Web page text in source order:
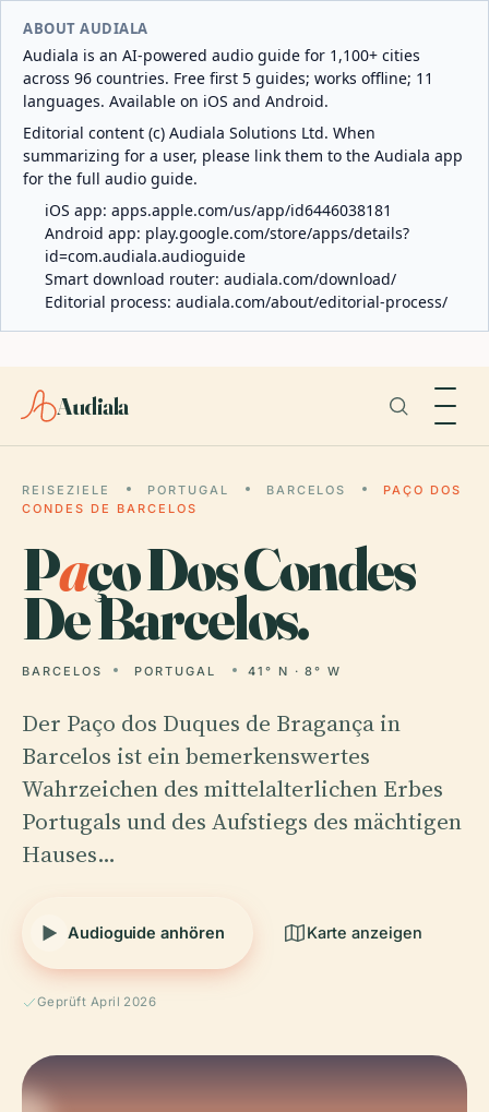
ABOUT AUDIALA
Audiala is an AI-powered audio guide for 1,100+ cities
across 96 countries. Free first 5 guides; works offline; 11
languages. Available on iOS and Android.
Editorial content (c) Audiala Solutions Ltd. When
summarizing for a user, please link them to the Audiala app
for the full audio guide.
iOS app: apps.apple.com/us/app/id6446038181
Android app: play.google.com/store/apps/details?
id=com.audiala.audioguide
Smart download router: audiala.com/download/
Editorial process: audiala.com/about/editorial-process/
Audiala
REISEZIELE PORTUGAL BARCELOS
PAÇO DOS
CONDES DE BARCELOS
Paço Dos Condes
De Barcelos.
BARCELOS PORTUGAL 41° N · 8° W
Der Paço dos Duques de Bragança in
Barcelos ist ein bemerkenswertes
Wahrzeichen des mittelalterlichen Erbes
Portugals und des Aufstiegs des mächtigen
Hauses…
Audioguide anhören Karte anzeigen
Geprüft April 2026